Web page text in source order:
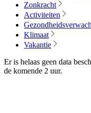
Zonkracht
Activiteiten
Klimaat
Vakantie
Er is helaas geen data
de komende 2 uur.